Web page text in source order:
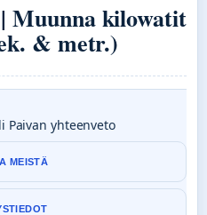
Muunna kilowatit
& metr.)
Paivan yhteenveto
MEISTÄ